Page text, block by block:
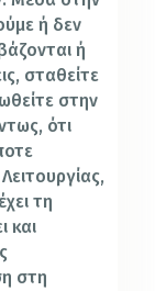
ή δεν
ή
σταθείτε
στην
ότι
τη
και
στη